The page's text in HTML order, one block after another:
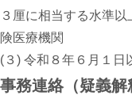
３厘に相当する水準
険医療機関
(３) 令和８年６月１日
事務連絡（疑義解